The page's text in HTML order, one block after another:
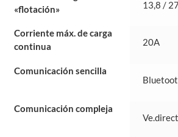
«flotación»
13,8 /
Corriente máx. de carga
continua
20A
Comunicación sencilla
Comunicación compleja
Ve.direct